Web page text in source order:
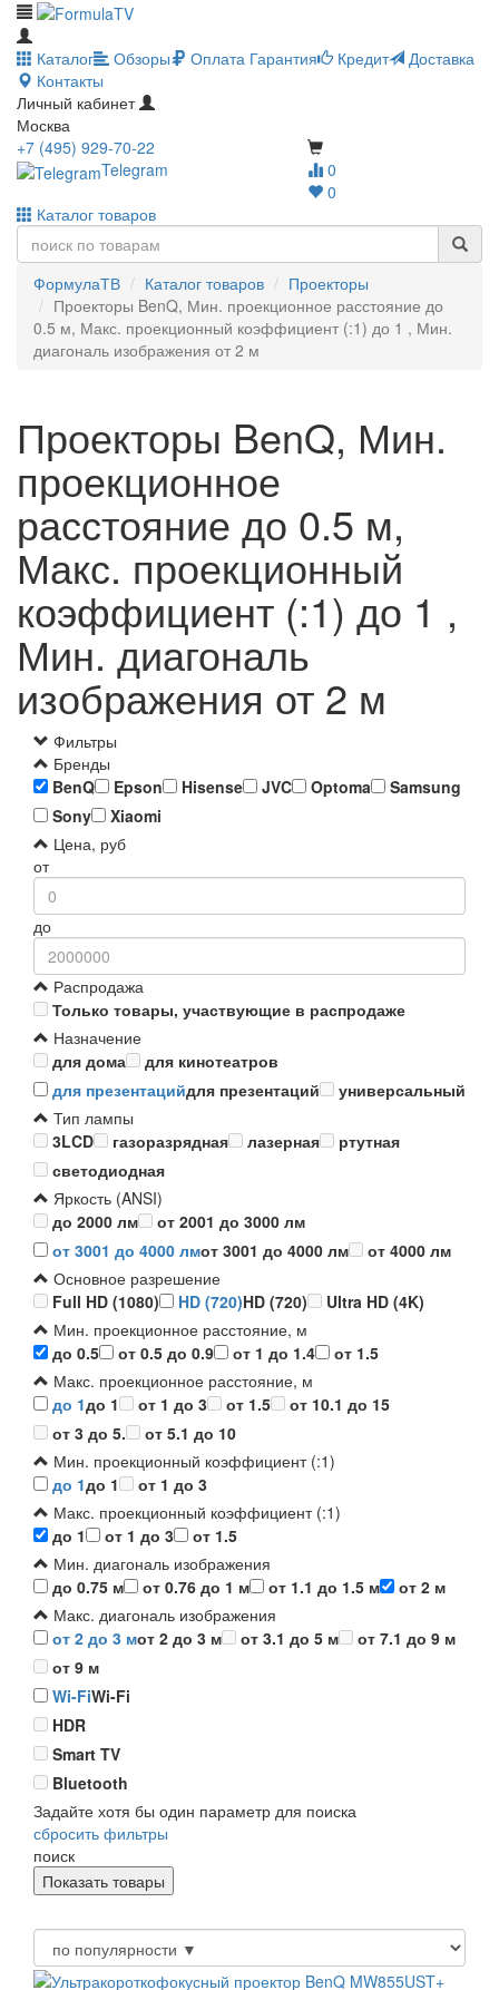
Каталог Обзоры Оплата Гарантия Кредит
Доставка
Контакты
Личный кабинет
Москва
0
0
+7 (495) 929-70-22
Telegram
Каталог товаров
ФормулаТВ Каталог товаров
Проекторы
Проекторы BenQ, Мин. проекционное расстояние до
0.5 м, Макс. проекционный коэффициент (:1) до 1 , Мин.
диагональ изображения от 2 м
Проекторы BenQ, Мин.
проекционное
расстояние до 0.5 м,
Макс. проекционный
коэффициент (:1) до 1 ,
Мин. диагональ
изображения от 2 м
Фильтры
Бренды
BenQ
Epson Hisense JVC Optoma
Samsung
Sony
Xiaomi
Цена, руб
от
до
Распродажа
Только товары, участвующие в распродаже
Назначение
для дома
для кинотеатров
для презентацийдля презентаций
универсальный
Тип лампы
3LCD
газоразрядная лазерная
ртутная
светодиодная
Яркость (ANSI)
до 2000 лм
от 2001 до 3000 лм
от 3001 до 4000 лмот 3001 до 4000 лм
от 4000 лм
Основное разрешение
Full HD (1080)
HD (720)HD (720)
Ultra HD (4K)
Мин. проекционное расстояние, м
до 0.5
от 0.5 до 0.9 от 1 до 1.4
от 1.5
Макс. проекционное расстояние, м
до 1до 1 от 1 до 3 от 1.5
от 10.1 до 15
от 3 до 5.
от 5.1 до 10
Мин. проекционный коэффициент (:1)
до 1до 1
от 1 до 3
Макс. проекционный коэффициент (:1)
до 1
от 1 до 3
от 1.5
Мин. диагональ изображения
до 0.75 м
от 0.76 до 1 м от 1.1 до 1.5 м
от 2 м
Макс. диагональ изображения
от 2 до 3 мот 2 до 3 м от 3.1 до 5 м
от 7.1 до 9 м
от 9 м
Wi-FiWi-Fi
HDR
Smart TV
Bluetooth
Задайте хотя бы один параметр для поиска
сбросить фильтры
поиск